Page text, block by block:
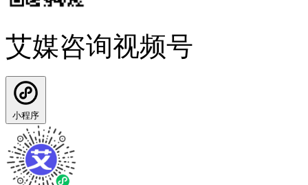
艾媒咨询视频号
小程序